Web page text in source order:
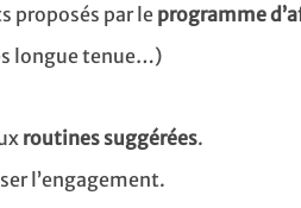
proposés par le programme
longue tenue…)
routines suggérées.
l’engagement.